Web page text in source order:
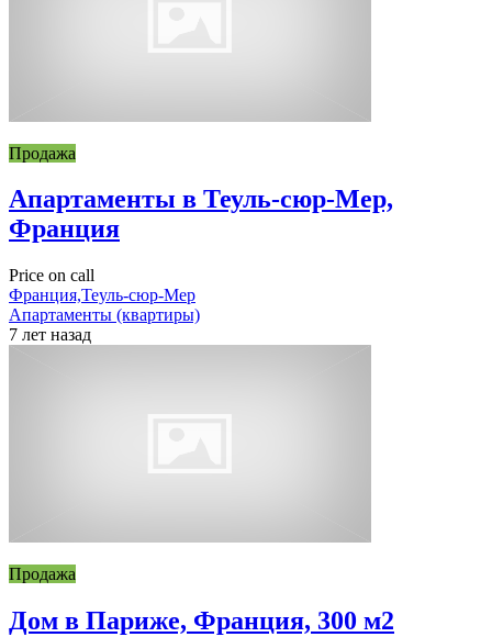
Продажа
Апартаменты в Теуль-сюр-Мер,
Франция
Price on call
Франция,Теуль-сюр-Мер
Апартаменты (квартиры)
7 лет назад
Продажа
Дом в Париже, Франция, 300 м2